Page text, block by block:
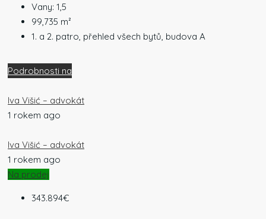
Vany: 1,5
99,735 m²
1. a 2. patro, přehled všech bytů, budova A
Podrobnosti na
Iva Višić – advokát
1 rokem ago
Iva Višić – advokát
1 rokem ago
Na prodej
343.894€